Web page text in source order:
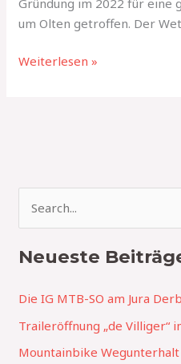
um Olten getroffen. Der
Weiterlesen »
c
e
n
n
Neueste
Die IG MTB-SO am Jura
Traileröffnung „de Villiger“
Mountainbike